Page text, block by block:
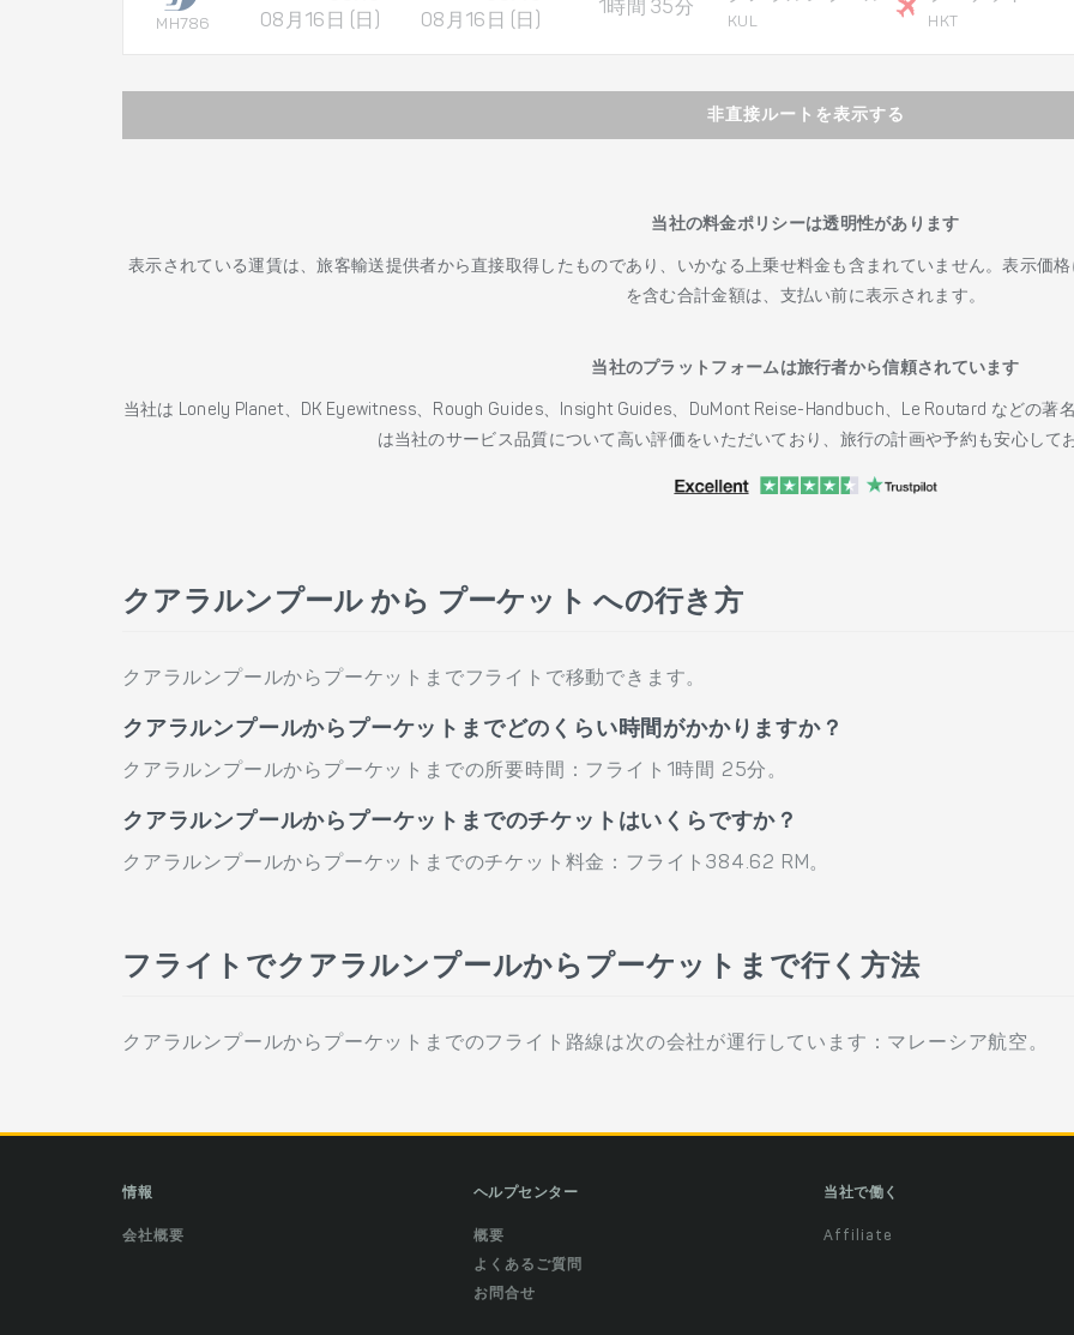
MH786
08月16日 (日)
08月16日 (日)
1時間 35分
KUL HKT
非直接ルートを表示する
当社の料金ポリシーは透明性があります
表示されている運賃は、旅客輸送提供者から直接取得したものであり、いかなる上乗せ料金も含まれていません。表示価
を含む合計金額は、支払い前に表示されます。
当社のプラットフォームは旅行者から信頼されています
当社は Lonely Planet、DK Eyewitness、Rough Guides、Insight Guides、DuMont Reise-Handbuch、Le Routard などの著
は当社のサービス品質について高い評価をいただいており、旅行の計画や予約も安心して
クアラルンプール から プーケット への行き方
クアラルンプールからプーケットまでフライトで移動できます。
クアラルンプールからプーケットまでどのくらい時間がかかりますか？
クアラルンプールからプーケットまでの所要時間：フライト1時間 25分。
クアラルンプールからプーケットまでのチケットはいくらですか？
クアラルンプールからプーケットまでのチケット料金：フライト384.62 RM。
フライトでクアラルンプールからプーケットまで行く方法
クアラルンプールからプーケットまでのフライト路線は次の会社が運行しています：マレーシア航空。
情報
会社概要
ヘルプセンター
概要
よくあるご質問
お問合せ
当社で働く
Affiliate